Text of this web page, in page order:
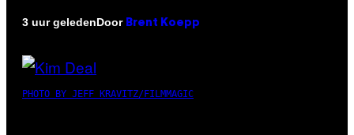
3 uur geledenDoor Brent Koepp
PHOTO BY JEFF KRAVITZ/FILMMAGIC